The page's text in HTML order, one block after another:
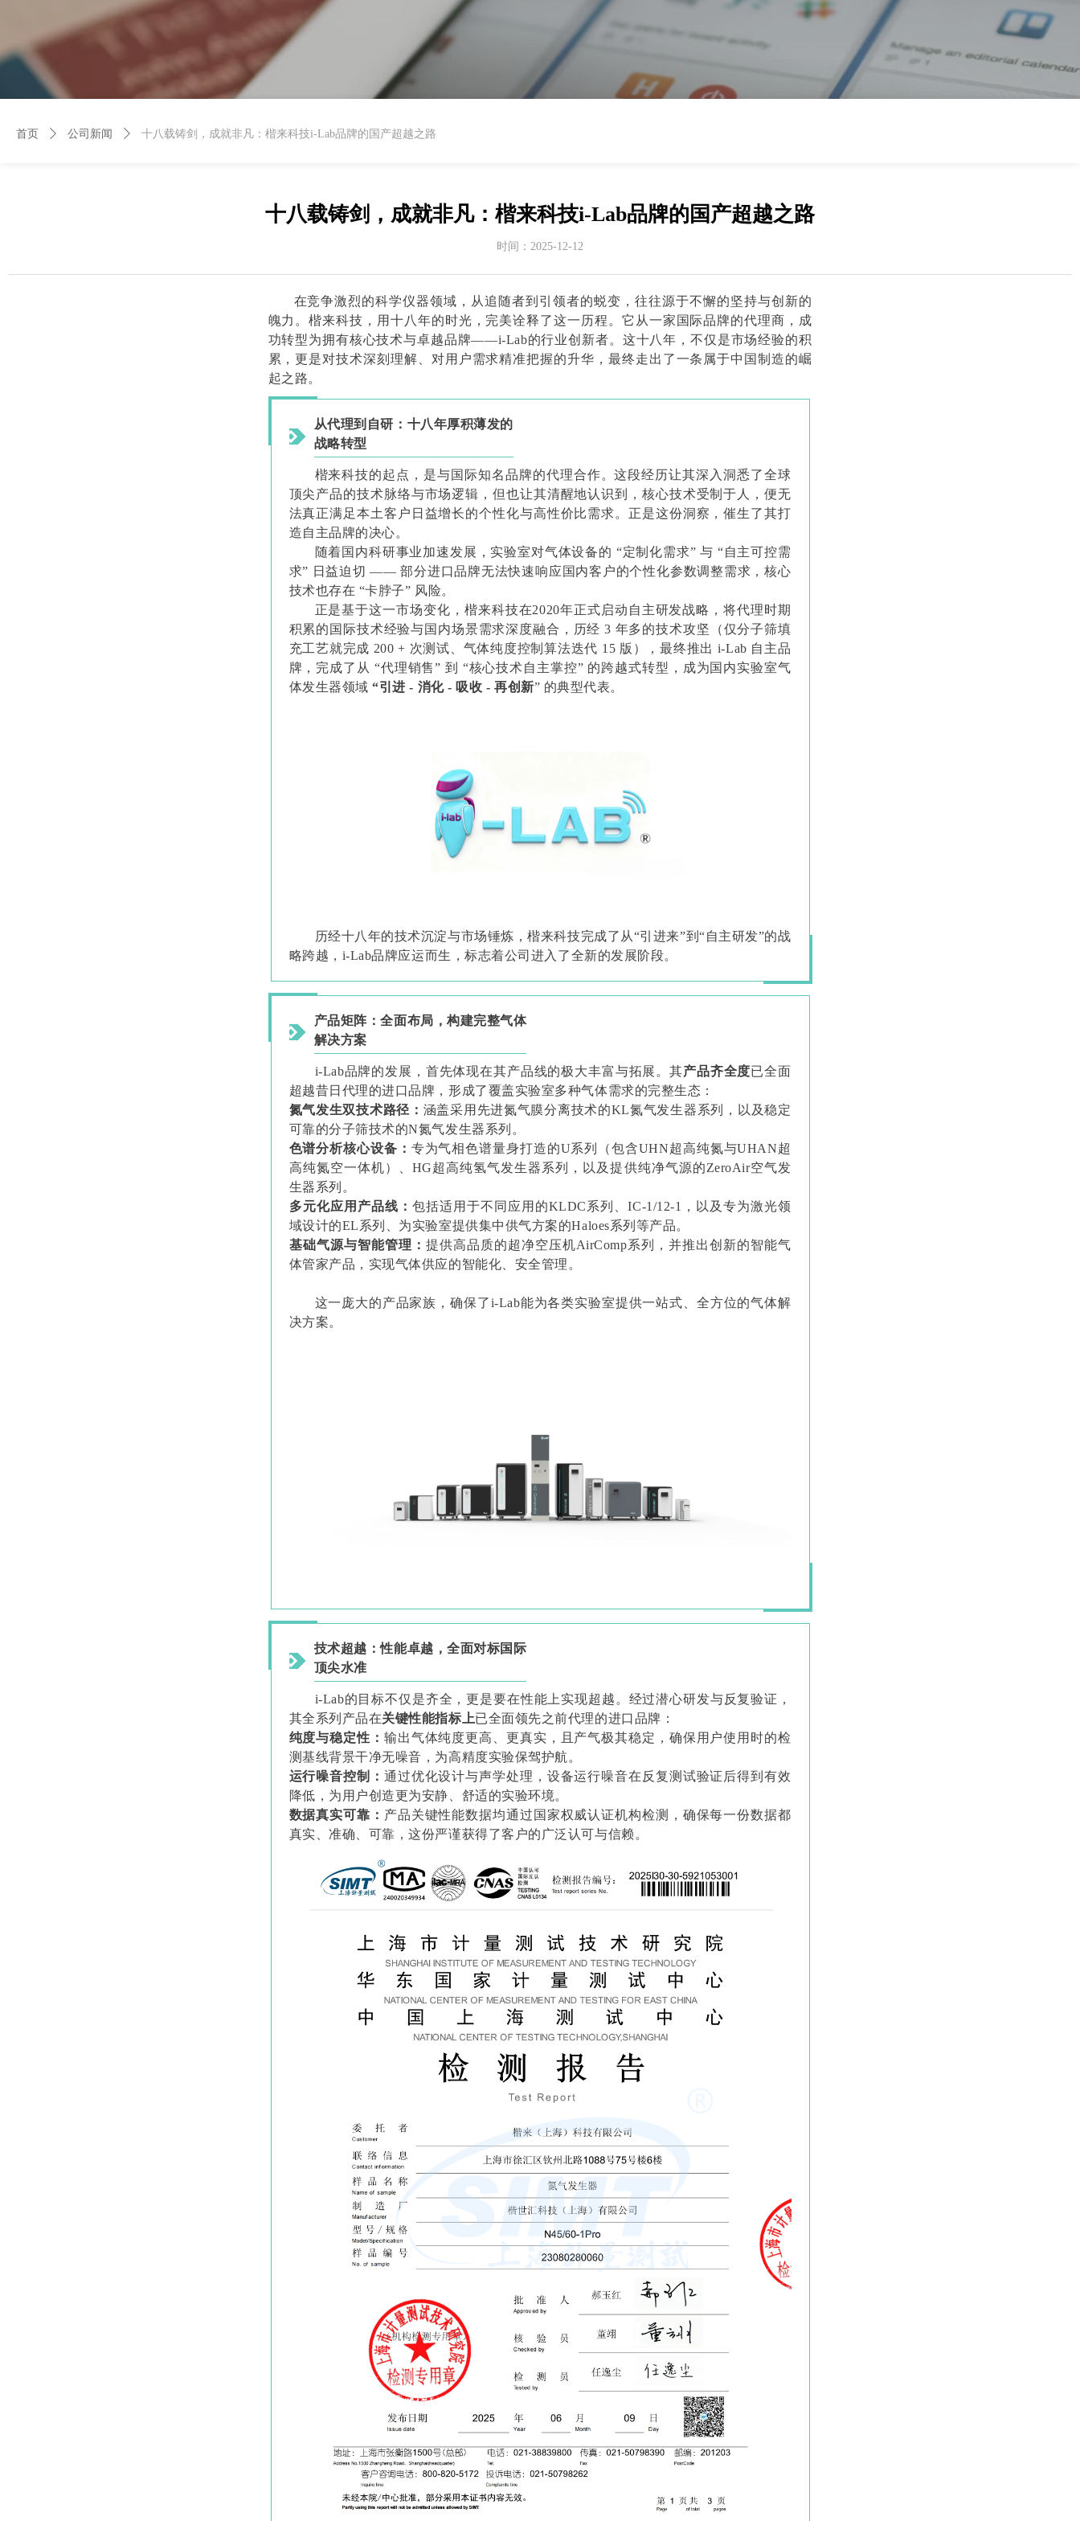
十八载铸剑，成就非凡：楷来科技i-Lab品牌的国产超越之路
在竞争激烈的科学仪器领域，从追随者到引领者的蜕变，往往源于不懈的坚持与创新的
魄力。楷来科技，用十八年的时光，完美诠释了这一历程。它从一家国际品牌的代理商，成
功转型为拥有核心技术与卓越品牌——i-Lab的行业创新者。这十八年，不仅是市场经验的积
累，更是对技术深刻理解、对用户需求精准把握的升华，最终走出了一条属于中国制造的崛
起之路。
从代理到自研：十八年厚积薄发的
战略转型
楷来科技的起点，是与国际知名品牌的代理合作。这段经历让其深入洞悉了全球
顶尖产品的技术脉络与市场逻辑，但也让其清醒地认识到，核心技术受制于人，便无
法真正满足本土客户日益增长的个性化与高性价比需求。正是这份洞察，催生了其打
造自主品牌的决心。
随着国内科研事业加速发展，实验室对气体设备的 “定制化需求” 与 “自主可控需
求” 日益迫切 —— 部分进口品牌无法快速响应国内客户的个性化参数调整需求，核心
技术也存在 “卡脖子” 风险。
正是基于这一市场变化，楷来科技在2020年正式启动自主研发战略，将代理时期
积累的国际技术经验与国内场景需求深度融合，历经 3 年多的技术攻坚（仅分子筛填
充工艺就完成 200 + 次测试、气体纯度控制算法迭代 15 版），最终推出 i-Lab 自主品
牌，完成了从 “代理销售” 到 “核心技术自主掌控” 的跨越式转型，成为国内实验室气
体发生器领域“引进 - 消化 - 吸收 - 再创新” 的典型代表。
历经十八年的技术沉淀与市场锤炼，楷来科技完成了从“引进来”到“自主研发”的战
略跨越，i-Lab品牌应运而生，标志着公司进入了全新的发展阶段。
产品矩阵：全面布局，构建完整气体
解决方案
i-Lab品牌的发展，首先体现在其产品线的极大丰富与拓展。其产品齐全度已全面
超越昔日代理的进口品牌，形成了覆盖实验室多种气体需求的完整生态：
氮气发生双技术路径： 涵盖采用先进氮气膜分离技术的KL氮气发生器系列，以及稳定
可靠的分子筛技术的N氮气发生器系列。
色谱分析核心设备： 专为气相色谱量身打造的U系列（包含UHN超高纯氮与UHAN超
高纯氮空一体机）、HG超高纯氢气发生器系列，以及提供纯净气源的ZeroAir空气发
生器系列。
多元化应用产品线： 包括适用于不同应用的KLDC系列、IC-1/12-1，以及专为激光领
域设计的EL系列、为实验室提供集中供气方案的Haloes系列等产品。
基础气源与智能管理： 提供高品质的超净空压机AirComp系列，并推出创新的智能气
体管家产品，实现气体供应的智能化、安全管理。
这一庞大的产品家族，确保了i-Lab能为各类实验室提供一站式、全方位的气体解
决方案。
技术超越：性能卓越，全面对标国际
顶尖水准
i-Lab的目标不仅是齐全，更是要在性能上实现超越。经过潜心研发与反复验证，
其全系列产品在关键性能指标上已全面领先之前代理的进口品牌：
纯度与稳定性： 输出气体纯度更高、更真实，且产气极其稳定，确保用户使用时的检
测基线背景干净无噪音，为高精度实验保驾护航。
运行噪音控制： 通过优化设计与声学处理，设备运行噪音在反复测试验证后得到有效
降低，为用户创造更为安静、舒适的实验环境。
数据真实可靠： 产品关键性能数据均通过国家权威认证机构检测，确保每一份数据都
真实、准确、可靠，这份严谨获得了客户的广泛认可与信赖。
时间： 2025-12-12
首页 ꄲ 公司新闻 ꄲ 十八载铸剑，成就非凡：楷来科技i-Lab品牌的国产超越之路